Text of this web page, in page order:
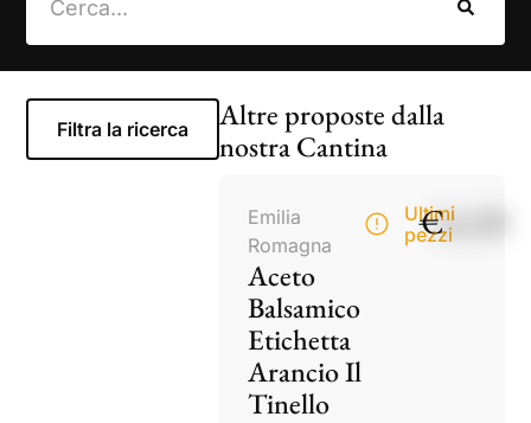
Filtra la ricerca
Altre proposte dalla
nostra Cantina
Emilia
Romagna
Aceto
Balsamico
Etichetta
Arancio Il
Tinello
Ultimi
pezzi
€14,50